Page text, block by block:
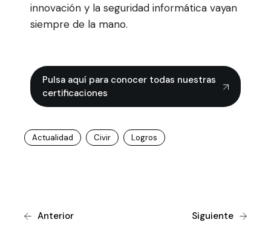
innovación y la seguridad informática vayan
siempre de la mano.
Pulsa aquí para conocer todas nuestras
certificaciones
Actualidad Civir Logros
Anterior Siguiente